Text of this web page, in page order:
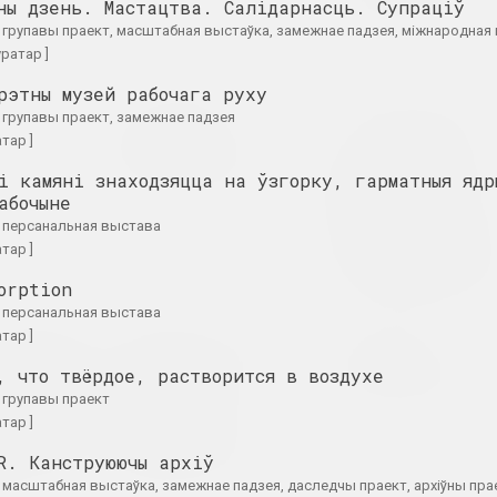
2023. персанальная
Кірыл Дзёмчаў
2023. персанальная выстава
Ператварэнне.
і
па-за
умоў
замежнае падзея
Belarus:
супольнасць,
ангажаванасць
2023
Фабрыка мар
2023. персанальная
дзень. Мастацтва. Салідарнасць. Супраціў
групавы праект, масштабная выстаўка, замежнае падзея, міжнародная
]
музей рабочага руху
групавы праект, замежнае падзея
]
камяні знаходзяцца на ўзгорку, гарматныя
персанальная выстава
]
персанальная выстава
]
что твёрдое, растворится в воздухе
групавы праект
]
Канструюючы архіў
масштабная выстаўка, замежнае падзея, даследчы праект, архіўны